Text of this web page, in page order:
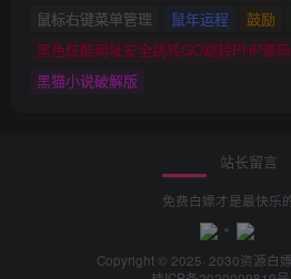
鼠标右键菜单管理
鼠年运程 鼓励
黑色炫酷网址安全跳转GO跳转PHP源码
黑猫小说破解版
站长留言
免费白嫖才是最快乐
Copyright © 2025· 2030资源白